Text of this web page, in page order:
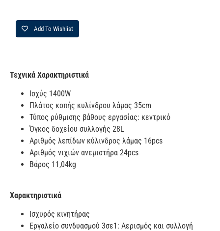
Add To Wishlist
Τεχνικά Χαρακτηριστικά
Ισχύς 1400W
Πλάτος κοπής κυλίνδρου λάμας 35cm
Τύπος ρύθμισης βάθους εργασίας: κεντρικό
Όγκος δοχείου συλλογής 28L
Αριθμός λεπίδων κύλινδρος λάμας 16pcs
Αριθμός νιχιών ανεμιστήρα 24pcs
Βάρος 11,04kg
Χαρακτηριστικά
Ισχυρός κινητήρας
Εργαλείο συνδυασμού 3σε1: Αερισμός και συλλογή